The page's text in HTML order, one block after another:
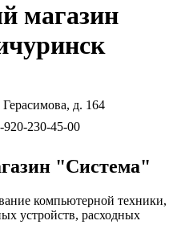
магазин
д. 164
920-230-45-00
"Система"
компьютерной техники,
устройств, расходных